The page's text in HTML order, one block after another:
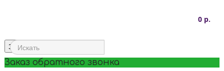
0 р.
Заказать звонок
Заказ обратного звонка